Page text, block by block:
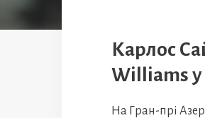
Карлос
Williams у
На Гран-прі